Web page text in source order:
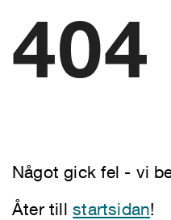
404
Något gick fel - vi
Åter tillstartsidan!